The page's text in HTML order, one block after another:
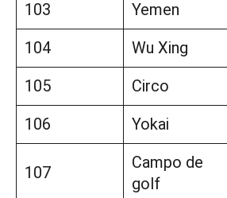
103 Yemen
104
Wu Xing
105
Circo
106
Yokai
107
Campo de
golf